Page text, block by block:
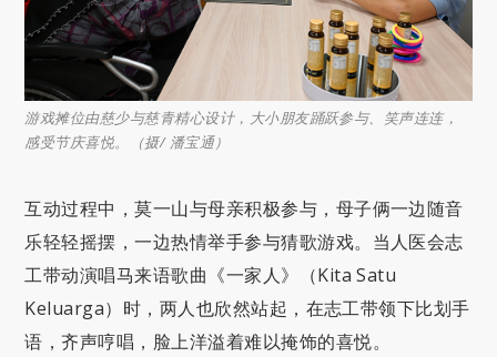
游戏摊位由慈少与慈青精心设计，大小朋友踊跃参与、笑声连连，
感受节庆喜悦。（摄/ 潘宝通）
互动过程中，莫一山与母亲积极参与，母子俩一边随音
乐轻轻摇摆，一边热情举手参与猜歌游戏。当人医会志
工带动演唱马来语歌曲《一家人》（Kita Satu
Keluarga）时，两人也欣然站起，在志工带领下比划手
语，齐声哼唱，脸上洋溢着难以掩饰的喜悦。